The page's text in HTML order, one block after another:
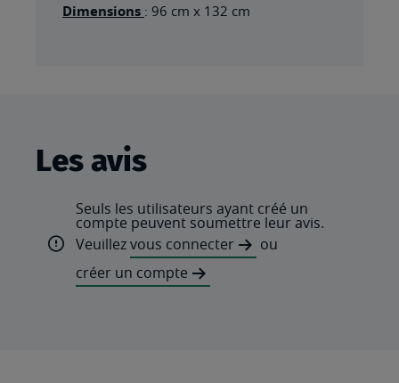
Dimensions : 96 cm x 132 cm
Les avis
Seuls les utilisateurs ayant créé un
compte peuvent soumettre leur avis.
Veuillezvous connecter
ou
créer un compte